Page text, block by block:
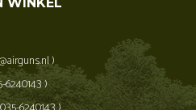
)
6240143 )